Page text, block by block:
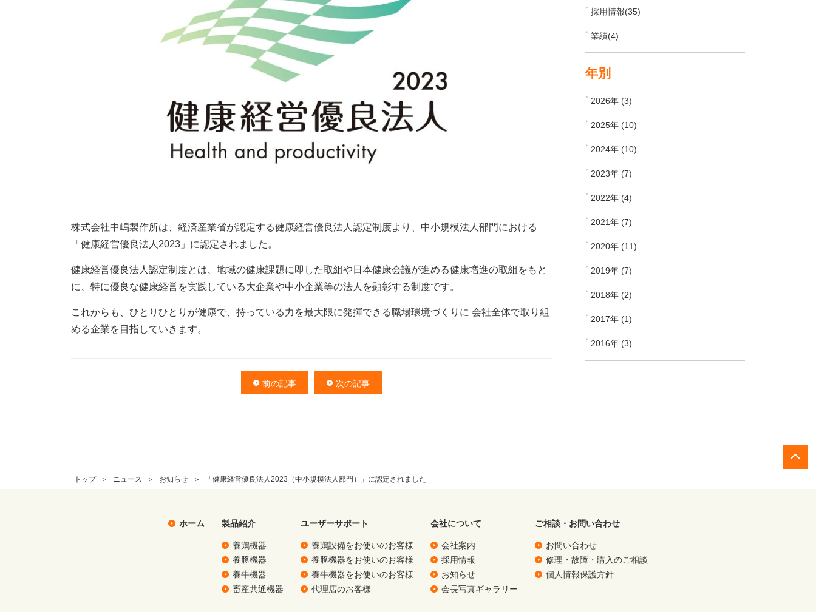
株式会社中嶋製作所は、経済産業省が認定する健康経営優良法人認定制度より、中小規模法人部門における
「健康経営優良法人2023」に認定されました。
健康経営優良法人認定制度とは、地域の健康課題に即した取組や日本健康会議が進める健康増進の取組をもと
に、特に優良な健康経営を実践している大企業や中小企業等の法人を顕彰する制度です。
これからも、ひとりひとりが健康で、持っている力を最大限に発揮できる職場環境づくりに 会社全体で取り組
める企業を目指していきます。
前の記事 次の記事
採用情報(35)
業績(4)
年別
2026年 (3)
2025年 (10)
2024年 (10)
2023年 (7)
2022年 (4)
2021年 (7)
2020年 (11)
2019年 (7)
2018年 (2)
2017年 (1)
2016年 (3)
トップ ニュース お知らせ 「健康経営優良法人2023（中小規模法人部門）」に認定されました
ホーム 製品紹介
養鶏機器
養豚機器
養牛機器
畜産共通機器
ユーザーサポート
養鶏設備をお使いのお客様
養豚機器をお使いのお客様
養牛機器をお使いのお客様
代理店のお客様
会社について
会社案内
採用情報
お知らせ
会長写真ギャラリー
ご相談・お問い合わせ
お問い合わせ
修理・故障・購入のご相談
個人情報保護方針